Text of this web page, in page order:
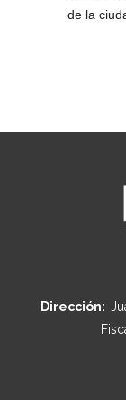
de la
Dirección: